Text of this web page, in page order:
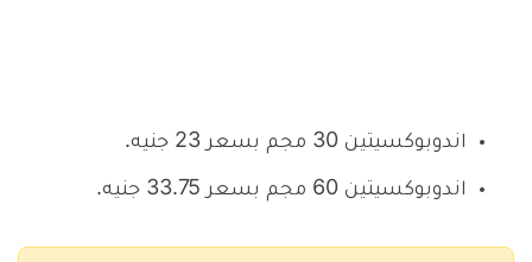
اندوبوكسيتين 30 مجم بسعر 23 جنيه.
اندوبوكسيتين 60 مجم بسعر 33.75 جنيه.